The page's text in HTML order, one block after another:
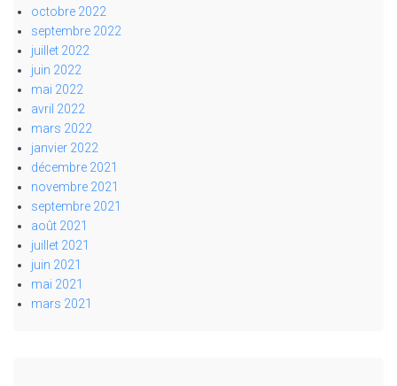
octobre 2022
septembre 2022
juillet 2022
juin 2022
mai 2022
avril 2022
mars 2022
janvier 2022
décembre 2021
novembre 2021
septembre 2021
août 2021
juillet 2021
juin 2021
mai 2021
mars 2021